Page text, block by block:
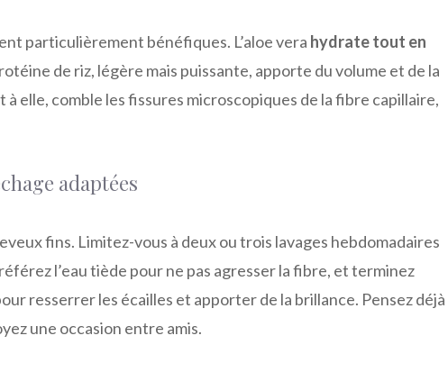
particulièrement bénéfiques. L’aloe vera hydrate tout en
de riz, légère mais puissante, apporte du volume et de la
elle, comble les fissures microscopiques de la fibre capillaire,
adaptées
fins. Limitez-vous à deux ou trois lavages hebdomadaires
l’eau tiède pour ne pas agresser la fibre, et terminez
resserrer les écailles et apporter de la brillance. Pensez déjà
une occasion entre amis.